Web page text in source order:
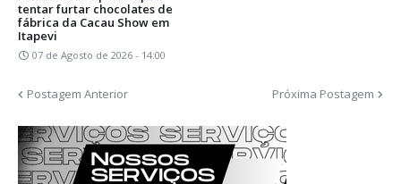
tentar furtar chocolates de
fábrica da Cacau Show em
Itapevi
07 de Agosto de 2026 - 14:00
Postagem Anterior Próxima Postagem